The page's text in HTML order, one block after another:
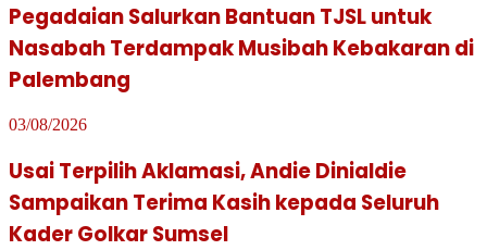
Pegadaian Salurkan Bantuan TJSL untuk
Nasabah Terdampak Musibah Kebakaran di
Palembang
03/08/2026
Usai Terpilih Aklamasi, Andie Dinialdie
Sampaikan Terima Kasih kepada Seluruh
Kader Golkar Sumsel